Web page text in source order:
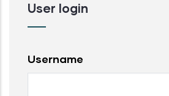
User login
Username